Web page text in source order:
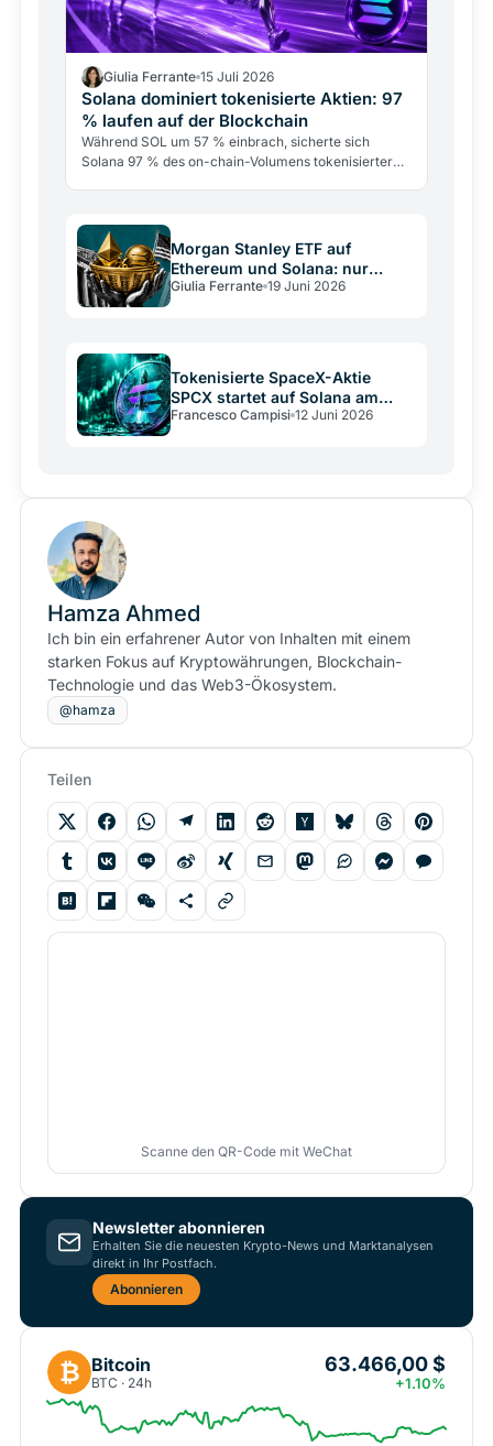
Giulia Ferrante 15 Juli 2026
Solana dominiert tokenisierte Aktien: 97
% laufen auf der Blockchain
Während SOL um 57 % einbrach, sicherte sich
Solana 97 % des on-chain-Volumens tokenisierter
Morgan Stanley ETF auf
Ethereum und Solana: nur
0,14% Gebühren
Giulia Ferrante 19 Juni 2026
Tokenisierte SpaceX-Aktie
SPCX startet auf Solana am
IPO-Tag
Francesco Campisi 12 Juni 2026
Hamza Ahmed
Ich bin ein erfahrener Autor von Inhalten mit einem
starken Fokus auf Kryptowährungen, Blockchain-
Technologie und das Web3-Ökosystem.
@hamza
Teilen
Scanne den QR-Code mit WeChat
Newsletter abonnieren
Erhalten Sie die neuesten Krypto-News und Marktanalysen
direkt in Ihr Postfach.
Abonnieren
₿ Bitcoin
BTC · 24h
63.466,00 $
+1.10%